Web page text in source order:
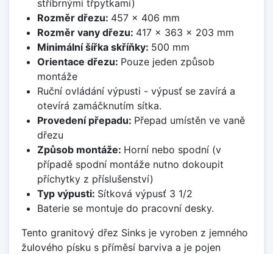
stříbrnými třpytkami)
Rozměr dřezu: 457 x 406 mm
Rozměr vany dřezu: 417 x 363 x 203 mm
Minimální šířka skříňky: 500 mm
Orientace dřezu: Pouze jeden způsob
montáže
Ruční ovládání výpusti - výpusť se zavírá a
otevírá zamáčknutím sítka.
Provedení přepadu: Přepad umístěn ve vaně
dřezu
Způsob montáže: Horní nebo spodní (v
případě spodní montáže nutno dokoupit
příchytky z příslušenství)
Typ výpusti: Sítková výpusť 3 1/2
Baterie se montuje do pracovní desky.
Tento granitový dřez Sinks je vyroben z jemného
žulového písku s příměsí barviva a je pojen